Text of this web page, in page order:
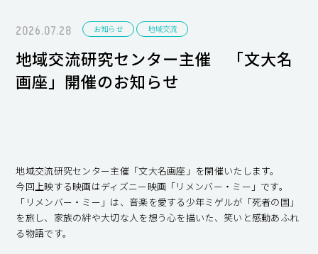
2026.07.28 お知らせ 地域交流
地域交流研究センター主催 「文大名
画座」開催のお知らせ
地域交流研究センター主催「文大名画座」を開催いたします。
今回上映する映画はディズニー映画「リメンバー・ミー」です。
「リメンバー・ミー」は、音楽を愛する少年ミゲルが「死者の国」
を旅し、家族の絆や大切な人を想う心を描いた、笑いと感動あふれ
る物語です。